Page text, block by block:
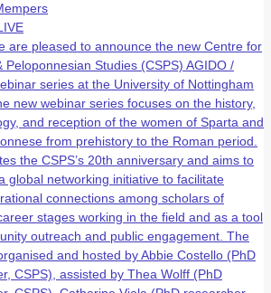
are pleased to announce the new Centre for
Peloponnesian Studies (CSPS) AGIDO /
series at the University of Nottingham
new webinar series focuses on the history,
and reception of the women of Sparta and
from prehistory to the Roman period.
the CSPS’s 20th anniversary and aims to
global networking initiative to facilitate
connections among scholars of
stages working in the field and as a tool
outreach and public engagement. The
and hosted by Abbie Costello (PhD
CSPS), assisted by Thea Wolff (PhD